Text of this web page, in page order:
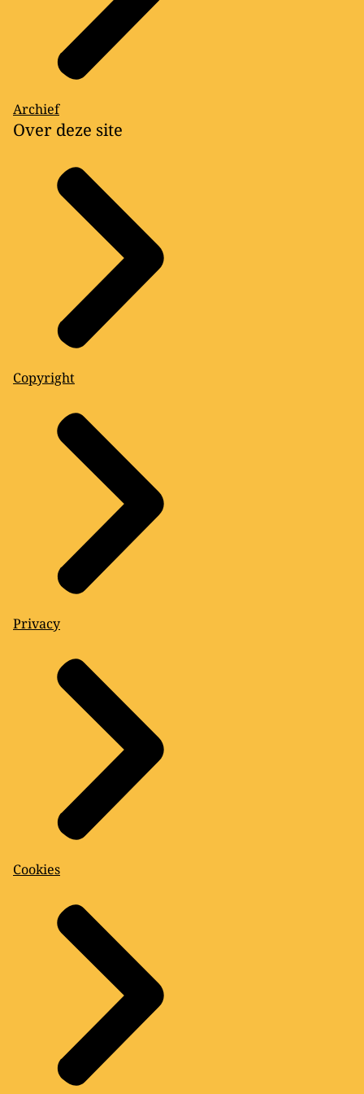
Archief
Over deze site
Copyright
Privacy
Cookies